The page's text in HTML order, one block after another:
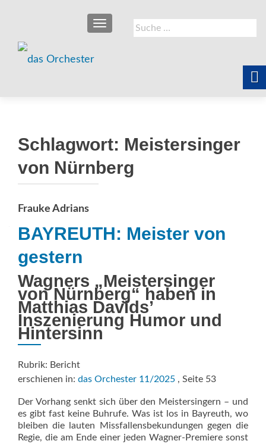
Suche
nach:
SCHALTE NAVIGATION
Schlagwort: Meistersinger
von Nürnberg
Frauke Adrians
BAYREUTH: Meister von
gestern
Wagners „Meistersinger
von Nürnberg“ haben in
Matthias Davids’
Inszenierung Humor und
Hintersinn
Rubrik: Bericht
erschienen in: das Orchester 11/2025 , Seite 53
Der Vorhang senkt sich über den Meistersingern – und
es gibt fast keine Buhrufe. Was ist los in Bayreuth, wo
bleiben die lauten Missfallens­bekundungen gegen die
Regie, die am Ende einer jeden Wagner-Premiere sonst